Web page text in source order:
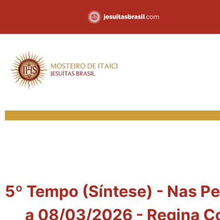
5º Tempo (Síntese) - Nas
a 08/03/2026 - Regina